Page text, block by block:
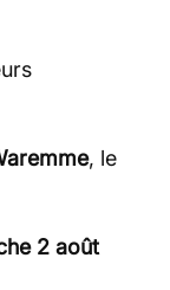
, le
2 août